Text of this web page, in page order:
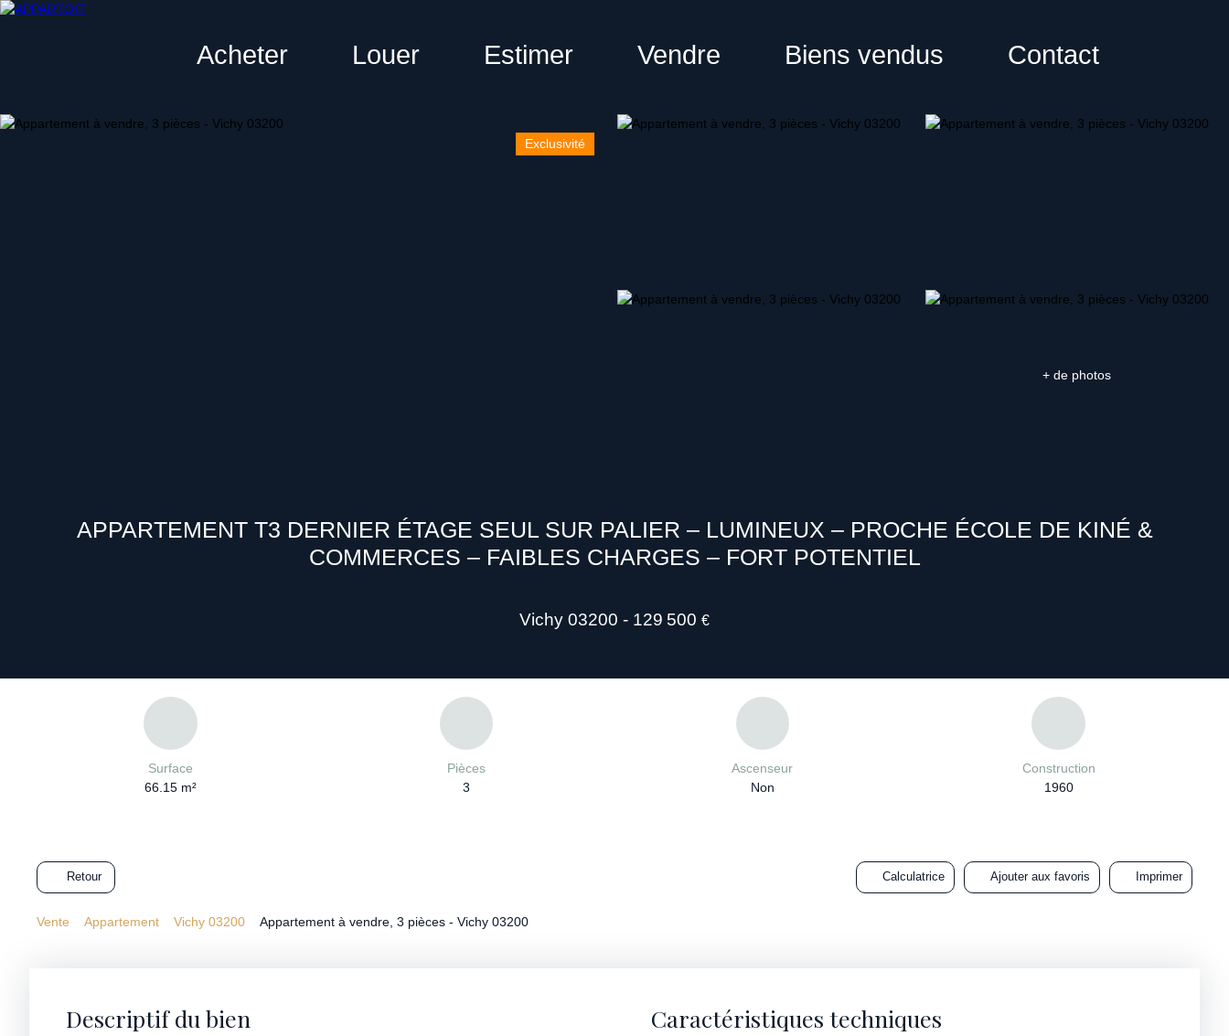
Acheter Louer Estimer Vendre Biens vendus Contact
Exclusivité
+ de photos
APPARTEMENT T3 DERNIER ÉTAGE SEUL SUR PALIER – LUMINEUX – PROCHE ÉCOLE DE KINÉ &
COMMERCES – FAIBLES CHARGES – FORT POTENTIEL
Vichy 03200 - 129 500 €
Surface
66.15 m²
Pièces
3
Ascenseur
Non
Construction
1960
Retour Calculatrice Ajouter aux favoris Imprimer
Vente Appartement Vichy 03200 Appartement à vendre, 3 pièces - Vichy 03200
Descriptif du bien Caractéristiques techniques